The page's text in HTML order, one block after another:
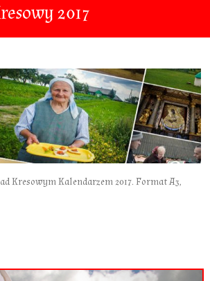
2017
Kresowym Kalendarzem 2017. Format A3,